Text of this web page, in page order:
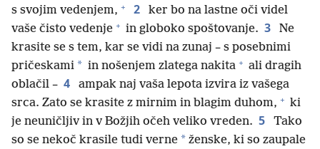
s svojim vedenjem, + 2
ker bo na lastne oči videl
vaše čisto vedenje + in globoko spoštovanje. 3
Ne
krasite se s tem, kar se vidi na zunaj – s posebnimi
pričeskami * in nošenjem zlatega nakita + ali dragih
oblačil – 4
ampak naj vaša lepota izvira iz vašega
srca. Zato se krasite z mirnim in blagim duhom, + ki
je neuničljiv in v Božjih očeh veliko vreden. 5
Tako
so se nekoč krasile tudi verne * ženske, ki so zaupale